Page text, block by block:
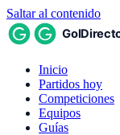
Saltar al contenido
Inicio
Partidos hoy
Competiciones
Equipos
Guías